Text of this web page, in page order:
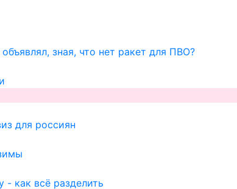
зная, что нет ракет для ПВО?
для россиян
- как всё разделить